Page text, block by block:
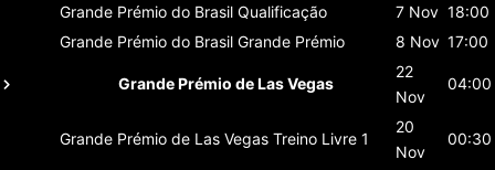
Grande Prémio do Brasil Qualificação 7 Nov 18:00
Grande Prémio do Brasil Grande Prémio 8 Nov 17:00
Grande Prémio de Las Vegas
22
Nov
04:00
Grande Prémio de Las Vegas Treino Livre 1
20
Nov
00:30